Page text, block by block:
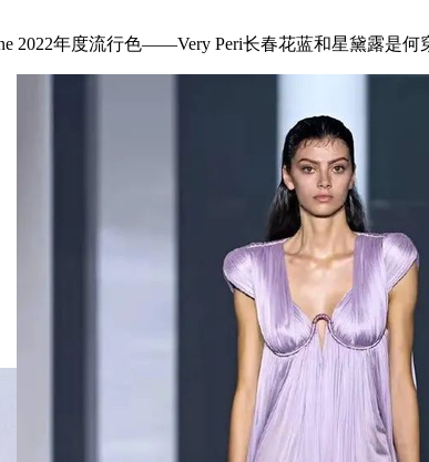
年度流行色——Very Peri长春花蓝和星黛露是何